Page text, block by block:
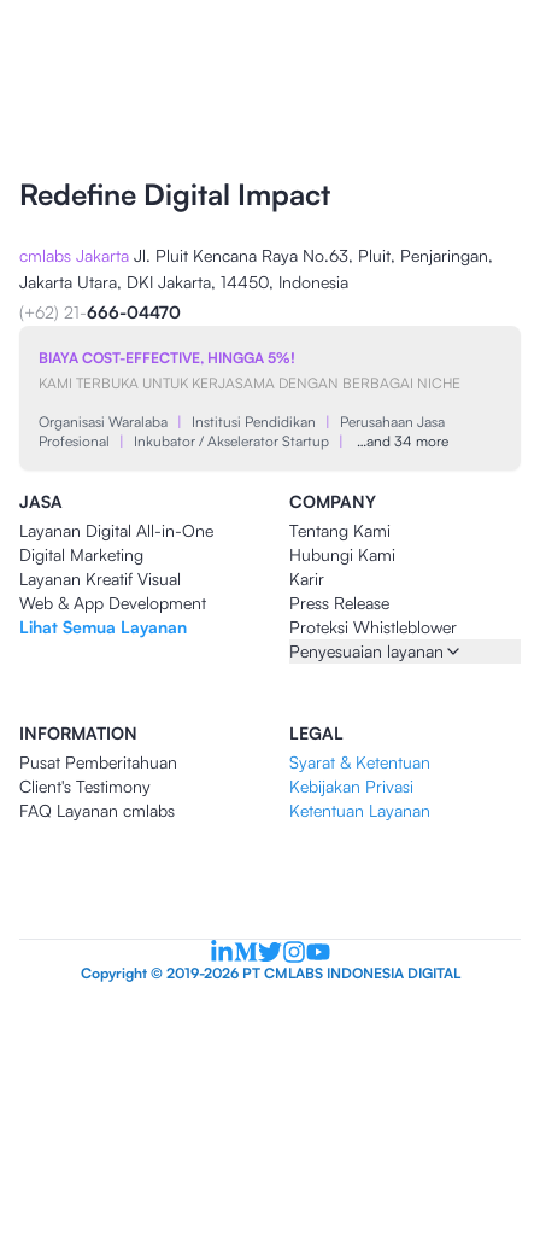
Redefine Digital Impact
cmlabs Jakarta Jl. Pluit Kencana Raya No.63, Pluit, Penjaringan,
Jakarta Utara, DKI Jakarta, 14450, Indonesia
(+62) 21-666-04470
BIAYA COST-EFFECTIVE, HINGGA 5%!
KAMI TERBUKA UNTUK KERJASAMA DENGAN BERBAGAI NICHE
Organisasi Waralaba | Institusi Pendidikan |
Perusahaan Jasa
Profesional
| Inkubator / Akselerator Startup | …and 34 more
JASA
Layanan Digital All-in-One
Digital Marketing
Layanan Kreatif Visual
Web & App Development
Lihat Semua Layanan
COMPANY
Tentang Kami
Hubungi Kami
Karir
Press Release
Proteksi Whistleblower
Penyesuaian layanan
INFORMATION
Pusat Pemberitahuan
Client's Testimony
FAQ Layanan cmlabs
LEGAL
Syarat & Ketentuan
Kebijakan Privasi
Ketentuan Layanan
Copyright © 2019-2026 PT CMLABS INDONESIA DIGITAL